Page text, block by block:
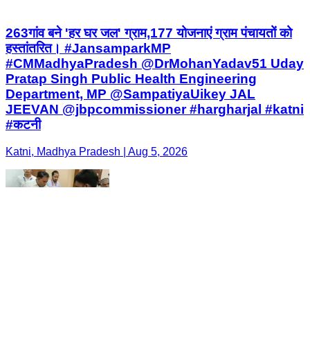
263गांव बने 'हर घर जल' ग्राम,177 योजनाएं ग्राम पंचायतों को
हस्तांतरित। #JansamparkMP
#CMMadhyaPradesh @DrMohanYadav51 Uday
Pratap Singh Public Health Engineering
Department, MP @SampatiyaUikey JAL
JEEVAN @jbpcommissioner #hargharjal #katni
#कटनी
Katni, Madhya Pradesh | Aug 5, 2026